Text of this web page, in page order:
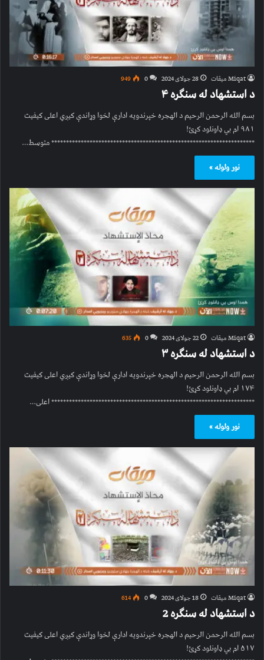
Miqat میقات 28 جولای 2024 0
949
د استشهاد له سنګره ۴
بسم الله الرحمن الرحیم د الهجره خپرندویه ادارې لخوا وړاندې کیږي اعلی کیفیت
۹۸۱ ام بي ډاونلود کړئ!
********************************************************************* متوسط…
نور ولوله »
Miqat میقات 22 جولای 2024 0
635
د استشهاد له سنګره ۳
بسم الله الرحمن الرحیم د الهجره خپرندویه ادارې لخوا وړاندې کیږي اعلی کیفیت
۱۷۴ ام بي ډاونلود کړئ!
********************************************************************* اعلی…
نور ولوله »
Miqat میقات 18 جولای 2024 0
614
د استشهاد له سنګره 2
بسم الله الرحمن الرحیم د الهجره خپرندویه ادارې لخوا وړاندې کیږي اعلی کیفیت
۵۱۷ ام بي ډاونلود کړئ!